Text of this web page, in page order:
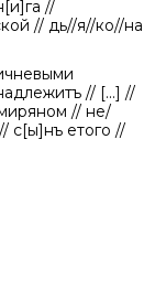
//
// дь//я//ко//на
// [...] //
// не/
с[ы]нъ етого //